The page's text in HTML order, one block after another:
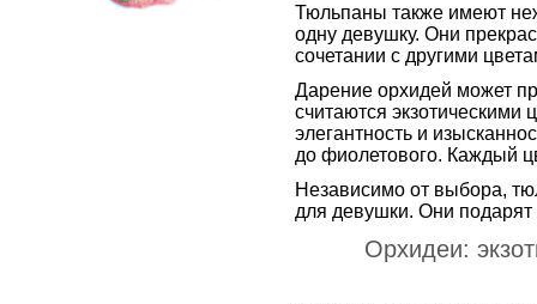
Тюльпаны также имеют
одну девушку. Они
сочетании с другими
Дарение орхидей может
считаются
элегантность и
до фиолетового. Каждый
Независимо от выбора,
для девушки. Они
Орхидеи: